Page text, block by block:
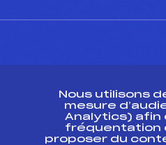
Ressources
Nous utilisons
mesure
Analytics) afin
fréquentation
proposer du